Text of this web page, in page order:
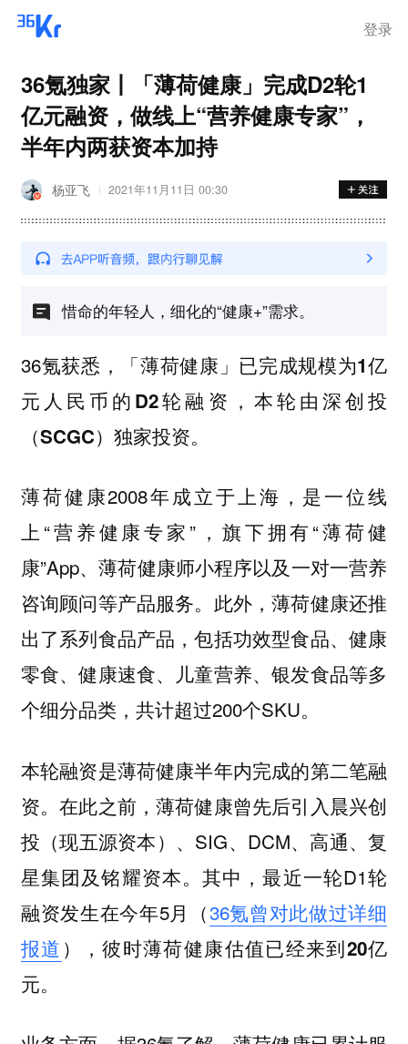
登录
36氪独家丨「薄荷健康」完成D2轮1
亿元融资，做线上“营养健康专家”，
半年内两获资本加持
杨亚飞 2021年11月11日 00:30
惜命的年轻人，细化的“健康+”需求。
36氪获悉，「薄荷健康」已完成规模为1亿
元人民币的D2轮融资，本轮由深创投
（SCGC）独家投资。
薄荷健康2008年成立于上海，是一位线
上“营养健康专家”，旗下拥有“薄荷健
康”App、薄荷健康师小程序以及一对一营养
咨询顾问等产品服务。此外，薄荷健康还推
出了系列食品产品，包括功效型食品、健康
零食、健康速食、儿童营养、银发食品等多
个细分品类，共计超过200个SKU。
本轮融资是薄荷健康半年内完成的第二笔融
资。在此之前，薄荷健康曾先后引入晨兴创
投（现五源资本）、SIG、DCM、高通、复
星集团及铭耀资本。其中，最近一轮D1轮
融资发生在今年5月（36氪曾对此做过详细
报道 ），彼时薄荷健康估值已经来到20亿
元。